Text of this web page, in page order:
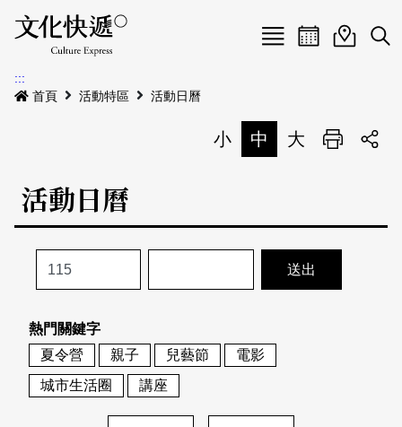
Menu
最新公告
本期專題
歷史專題
活動特區
活動列表
地圖搜尋
關於我們
關於我們
刊物索取地點
會員基本資料
刊登活動
網站導覽 English
日本語 登入/註冊
活動日曆活動地圖
展
:::
首頁
活動特區 活動日曆
小 中 大 列印
活動日曆
熱門關鍵字
夏令營
親子 兒藝節
電影
城市生活圈
講座